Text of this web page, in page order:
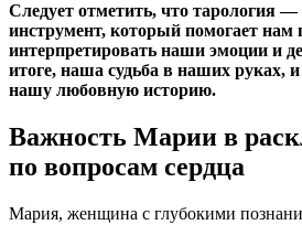
Следует отметить, что тарология —
инструмент, который помогает нам
интерпретировать наши эмоции и
итоге, наша судьба в наших руках,
нашу любовную историю.
Важность Марии в
по вопросам сердца
Мария, женщина с глубокими